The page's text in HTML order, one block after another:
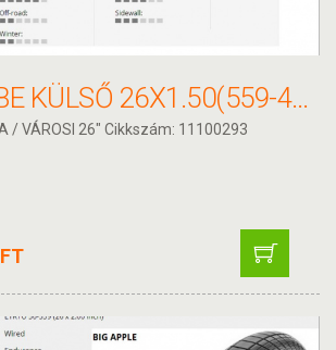
SCHWALBE KÜLSŐ 26X1.50(559-40) MARATHON RACER PERF HS429 RG SPC REF LS 465G
/ VÁROSI 26" Cikkszám: 11100293